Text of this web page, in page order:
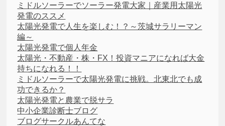
ミドルソーラーでソーラー発電大家｜産業用太陽光
発電のススメ
太陽光発電で人生を楽しむ！？～茨城サラリーマン
編～
太陽光発電で個人年金
太陽光・不動産・株・FX！投資マニアになれば大金
持ちになれる！！
ミドルソーラーで太陽光発電に挑戦。北東北でも成
功できるか？
太陽光発電と農業で脱サラ
中小企業診断士ブログ
ブログサークルあんてな